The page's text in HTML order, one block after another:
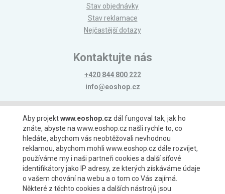
Stav objednávky
Stav reklamace
Nejčastější dotazy
Kontaktujte nás
+420 844 800 222
info@eoshop.cz
Možnosti platby
Možnosti dopravy
Aby projektwww.eoshop.cz dál fungoval tak, jak ho
znáte, abyste na www.eoshop.cz našli rychle to, co
hledáte, abychom vás neobtěžovali nevhodnou
reklamou, abychom mohli www.eoshop.cz dále rozvíjet,
používáme my i naši partneři cookies a další síťové
identifikátory jako IP adresy, ze kterých získáváme údaje
o vašem chování na webu a o tom co Vás zajímá.
Některé z těchto cookies a dalších nástrojů jsou